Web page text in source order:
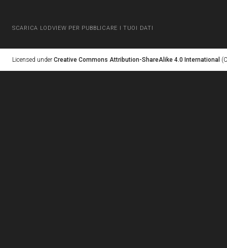
SCARICA LODVIEW PER PUBBLICARE I TUOI DATI
Licensed under Creative Commons Attribution-ShareAlike 4.0 International